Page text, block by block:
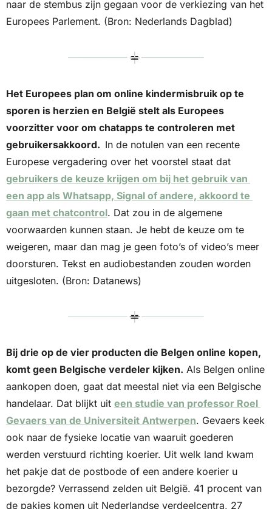
naar de stembus zijn gegaan voor de verkiezing van het
Europees Parlement. (Bron: Nederlands Dagblad)
Het Europees plan om online kindermisbruik op te
sporen is herzien en België stelt als Europees
voorzitter voor om chatapps te controleren met
gebruikersakkoord. In de notulen van een recente
gebruikers de keuze krijgen om bij het gebruik van
een app als Whatsapp, Signal of andere, akkoord te
gaan met chatcontrol. Dat zou in de algemene
voorwaarden kunnen staan. Je hebt de keuze om te
weigeren, maar dan mag je geen foto’s of video’s meer
doorsturen. Tekst en audiobestanden zouden worden
uitgesloten. (Bron: Datanews)
Bij drie op de vier producten die Belgen online kopen,
komt geen Belgische verdeler kijken. Als Belgen online
aankopen doen, gaat dat meestal niet via een Belgische
handelaar. Dat blijkt uit een studie van professor Roel
Gevaers van de Universiteit Antwerpen. Gevaers keek
ook naar de fysieke locatie van waaruit goederen
werden verstuurd richting koerier. Uit welk land kwam
het pakje dat de postbode of een andere koerier u
bezorgde? Verrassend zelden uit België. 41 procent van
de pakjes komen uit Nederlandse verdeelcentra, 27